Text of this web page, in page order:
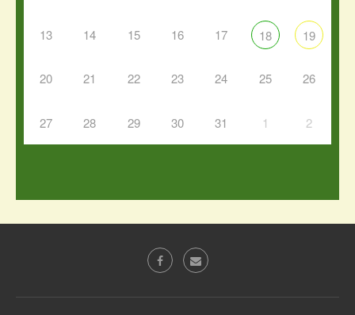
13 14 15 16 17 18 19
20 21 22 23 24 25 26
27 28 29 30 31 1 2